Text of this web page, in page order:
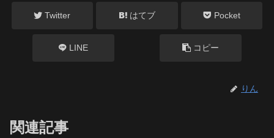
Twitter はてブ Pocket
LINE コピー
りん
関連記事